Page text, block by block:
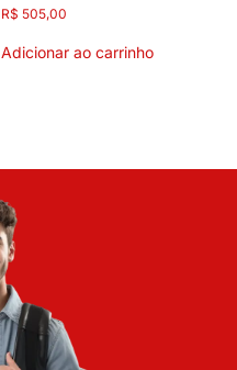
R$ 505,00
Adicionar ao carrinho